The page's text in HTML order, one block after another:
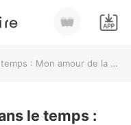
Voyage dans le temps : Mon amour de la famille royale
0
le temps :